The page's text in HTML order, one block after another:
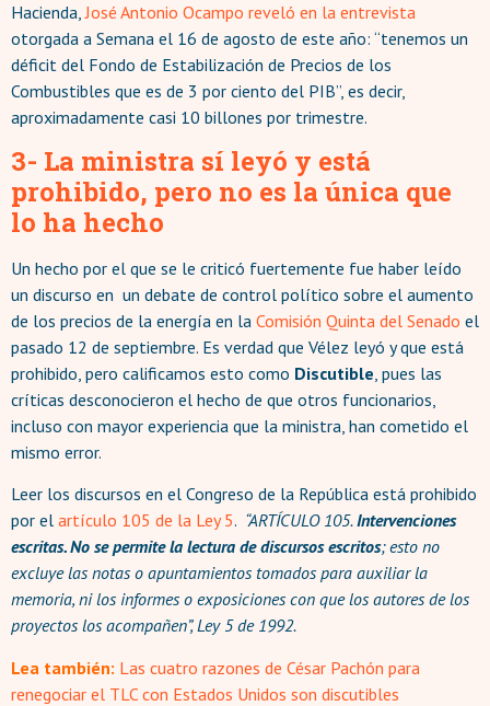
Hacienda,José Antonio Ocampo reveló en la entrevista
otorgada a Semana el 16 de agosto de este año: “tenemos un
déficit del Fondo de Estabilización de Precios de los
Combustibles que es de 3 por ciento del PIB”, es decir,
aproximadamente casi 10 billones por trimestre.
3- La ministra sí leyó y está
prohibido, pero no es la única que
lo ha hecho
Un hecho por el que se le criticó fuertemente fue haber leído
un discurso en un debate de control político sobre el aumento
de los precios de la energía en la Comisión Quinta del Senado el
pasado 12 de septiembre. Es verdad que Vélez leyó y que está
prohibido, pero calificamos esto como Discutible, pues las
críticas desconocieron el hecho de que otros funcionarios,
incluso con mayor experiencia que la ministra, han cometido el
mismo error.
Leer los discursos en el Congreso de la República está prohibido
por el artículo 105 de la Ley 5. “ARTÍCULO 105.Intervenciones
escritas. No se permite la lectura de discursos escritos; esto no
excluye las notas o apuntamientos tomados para auxiliar la
memoria, ni los informes o exposiciones con que los autores de los
proyectos los acompañen”, Ley 5 de 1992.
Lea también: Las cuatro razones de César Pachón para
renegociar el TLC con Estados Unidos son discutibles